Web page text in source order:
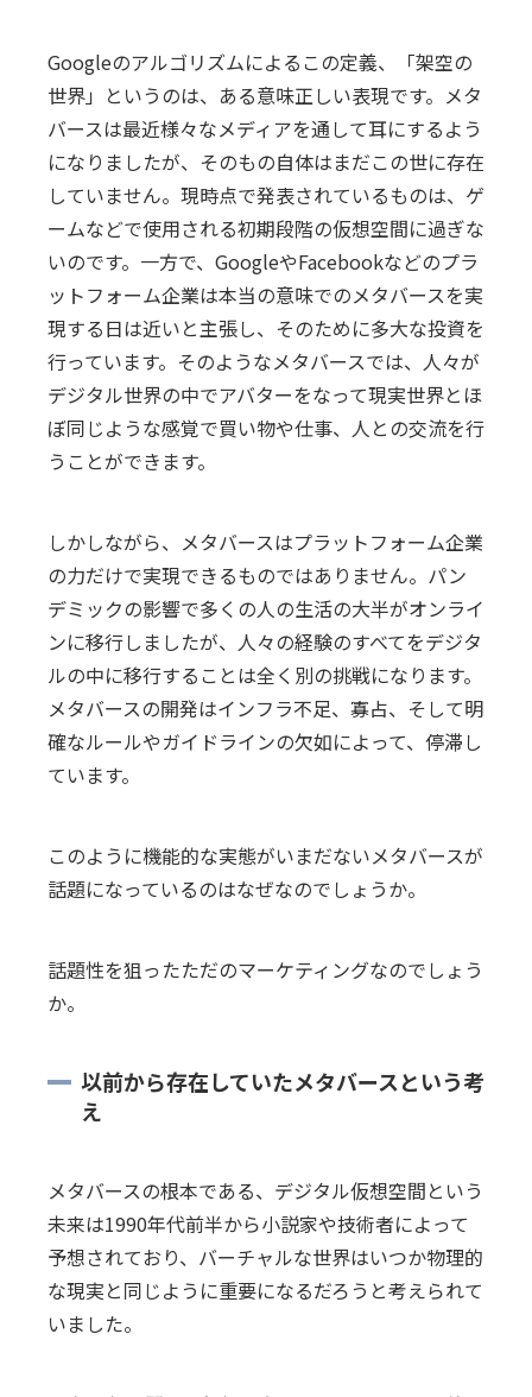
Googleのアルゴリズムによるこの定義、「架空の
世界」というのは、ある意味正しい表現です。メタ
バースは最近様々なメディアを通して耳にするよう
になりましたが、そのもの自体はまだこの世に存在
していません。現時点で発表されているものは、ゲ
ームなどで使用される初期段階の仮想空間に過ぎな
いのです。一方で、GoogleやFacebookなどのプラ
ットフォーム企業は本当の意味でのメタバースを実
現する日は近いと主張し、そのために多大な投資を
行っています。そのようなメタバースでは、人々が
デジタル世界の中でアバターをなって現実世界とほ
ぼ同じような感覚で買い物や仕事、人との交流を行
うことができます。
しかしながら、メタバースはプラットフォーム企業
の力だけで実現できるものではありません。パン
デミックの影響で多くの人の生活の大半がオンライ
ンに移行しましたが、人々の経験のすべてをデジタ
ルの中に移行することは全く別の挑戦になります。
メタバースの開発はインフラ不足、寡占、そして明
確なルールやガイドラインの欠如によって、停滞し
ています。
このように機能的な実態がいまだないメタバースが
話題になっているのはなぜなのでしょうか。
話題性を狙ったただのマーケティングなのでしょう
か。
以前から存在していたメタバースという考
え
メタバースの根本である、デジタル仮想空間という
未来は1990年代前半から小説家や技術者によって
予想されており、バーチャルな世界はいつか物理的
な現実と同じように重要になるだろうと考えられて
いました。